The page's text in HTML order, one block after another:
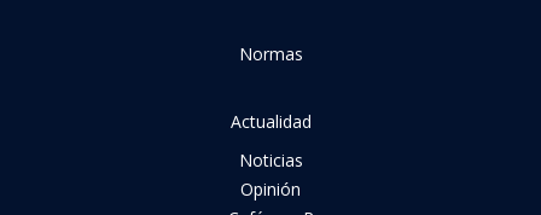
Normas
Actualidad
Noticias
Opinión